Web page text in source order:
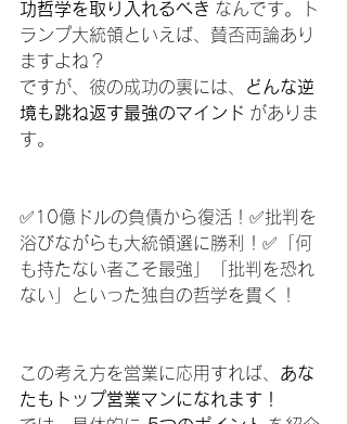
功哲学を取り入れるべき なんです。ト
ランプ大統領といえば、賛否両論あり
ますよね？
ですが、彼の成功の裏には、
どんな逆
境も跳ね返す最強のマインド がありま
す。
✅10億ドルの負債から復活！✅批判を
浴びながらも大統領選に勝利！✅「何
も持たない者こそ最強」「批判を恐れ
ない」といった独自の哲学を貫く！
この考え方を営業に応用すれば、 あな
たもトップ営業マンになれます！